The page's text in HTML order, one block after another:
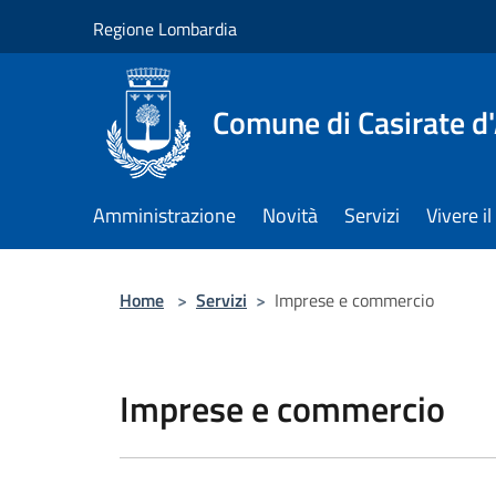
Regione Lombardia
Comune di Casirate
Amministrazione Novità Servizi Vivere
Home > Servizi > Imprese e commercio
Imprese e commercio